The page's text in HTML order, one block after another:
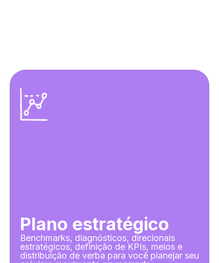
Plano estratégico
Benchmarks, diagnósticos, direcionais
estratégicos, definição de KPIs, meios e
distribuição de verba para você planejar seu